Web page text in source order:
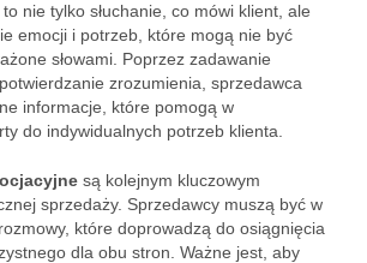
nie tylko słuchanie, co mówi klient, ale
emocji i potrzeb, które mogą nie być
słowami. Poprzez zadawanie
zrozumienia, sprzedawca
informacje, które pomogą w
do indywidualnych potrzeb klienta.
są kolejnym kluczowym
sprzedaży. Sprzedawcy muszą być w
które doprowadzą do osiągnięcia
dla obu stron. Ważne jest, aby